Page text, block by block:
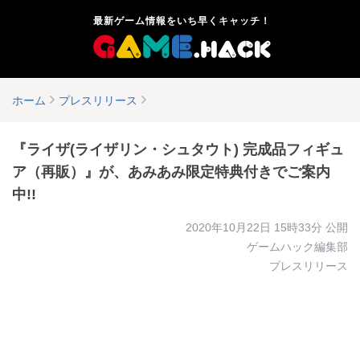
最新ゲーム情報をいち早くキャッチ！
ホーム プレスリリース
『ライザ(ライザリン・シュタウト) 完成品フィギュ
ア（再販）』が、あみあみ限定特典付きでご案内
中!!
2020年10月22日 15時33分 公開
ゲームハック編集部
プレスリリース